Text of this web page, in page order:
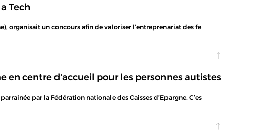
Tech
organisait un concours afin de valoriser l’entreprenariat des fe
en centre d'accueil pour les personnes autistes
par la Fédération nationale des Caisses d’Epargne. C’es